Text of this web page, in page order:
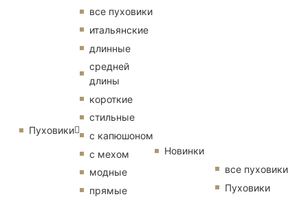
Пуховики
все пуховики
итальянские
длинные
средней
длины
короткие
стильные
с капюшоном
с мехом
модные
прямые
Новинки
все пуховики
Пуховики